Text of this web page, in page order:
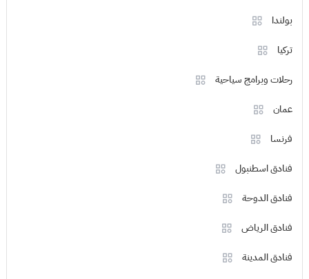
بولندا
تركيا
رحلات وبرامج سياحية
عمان
فرنسا
فنادق اسطنبول
فنادق الدوحة
فنادق الرياض
فنادق المدينة